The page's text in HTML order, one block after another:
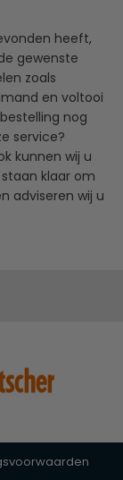
heeft,
gewenste
zoals
en voltooi
nog
service?
kunnen wij u
klaar om
adviseren wij u